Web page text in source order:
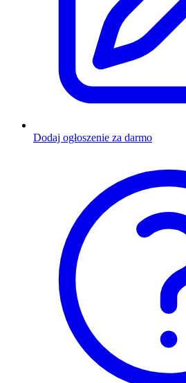
Dodaj ogłoszenie za darmo